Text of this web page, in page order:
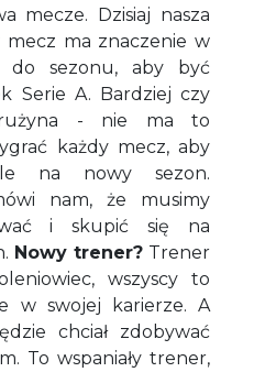
mecze. Dzisiaj nasza
mecz ma znaczenie w
do sezonu, aby być
Serie A. Bardziej czy
- nie ma to
każdy mecz, aby
na nowy sezon.
nam, że musimy
i skupić się na
Nowy trener? Trener
wszyscy to
w swojej karierze. A
chciał zdobywać
To wspaniały trener,